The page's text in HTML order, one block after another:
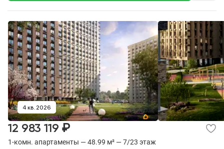
4 кв. 2026
1-комн. апартаменты — 48.99 м² — 7/23 этаж
12 983 119 ₽